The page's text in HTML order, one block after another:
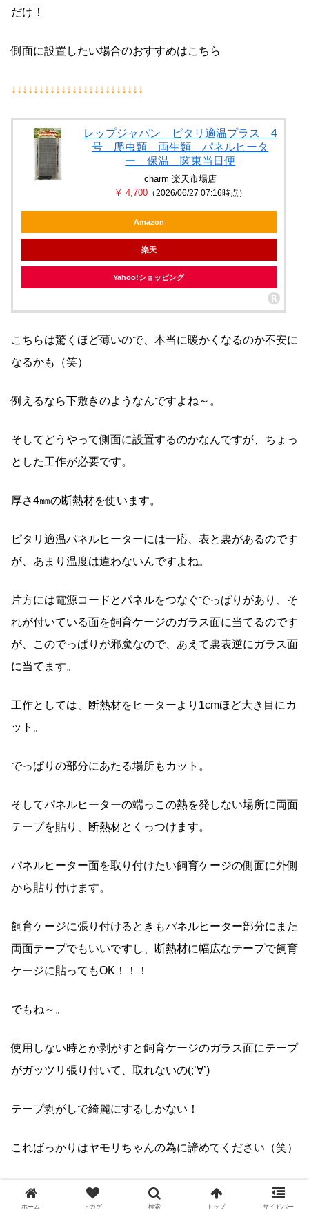
だけ！
側面に設置したい場合のおすすめはこちら
↓↓↓↓↓↓↓↓↓↓↓↓↓↓↓↓↓↓↓↓↓↓↓↓
レップジャパン ピタリ適温プラス 4
号 爬虫類 両生類 パネルヒータ
ー 保温 関東当日便
charm 楽天市場店
￥ 4,700（2026/06/27 07:16時点）
Amazon
楽天
Yahoo!ショッピング
こちらは驚くほど薄いので、本当に暖かくなるのか不安に
なるかも（笑）
例えるなら下敷きのようなんですよね～。
そしてどうやって側面に設置するのかなんですが、ちょっ
とした工作が必要です。
厚さ4㎜の断熱材を使います。
ピタリ適温パネルヒーターには一応、表と裏があるのです
が、あまり温度は違わないんですよね。
片方には電源コードとパネルをつなぐでっぱりがあり、そ
れが付いている面を飼育ケージのガラス面に当てるのです
が、このでっぱりが邪魔なので、あえて裏表逆にガラス面
に当てます。
工作としては、断熱材をヒーターより1cmほど大き目にカ
ット。
でっぱりの部分にあたる場所もカット。
そしてパネルヒーターの端っこの熱を発しない場所に両面
テープを貼り、断熱材とくっつけます。
パネルヒーター面を取り付けたい飼育ケージの側面に外側
から貼り付けます。
飼育ケージに張り付けるときもパネルヒーター部分にまた
両面テープでもいいですし、断熱材に幅広なテープで飼育
ケージに貼ってもOK！！！
でもね～。
使用しない時とか剥がすと飼育ケージのガラス面にテープ
がガッツリ張り付いて、取れないの(;’∀’)
テープ剥がしで綺麗にするしかない！
こればっかりはヤモリちゃんの為に諦めてください（笑）
スポンサーリンク
ホーム トカゲ 検索 トップ サイドバー